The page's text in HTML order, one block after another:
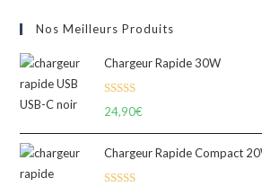
Nos Meilleurs Produits
Chargeur Rapide 30W
Note5.00
24,90€
Chargeur Rapide Compact